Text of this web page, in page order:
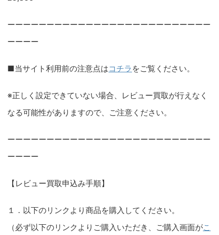
ーーーーーーーーーーーーーーーーーーーーーーーーーー
ーーーー
■当サイト利用前の注意点はコチラ をご覧ください。
※正しく設定できていない場合、レビュー買取が行えなく
なる可能性がありますので、ご注意ください。
ーーーーーーーーーーーーーーーーーーーーーーーーーー
ーーーー
【レビュー買取申込み手順】
１．以下のリンクより商品を購入してください。
（必ず以下のリンクよりご購入いただき、ご購入画面がこ